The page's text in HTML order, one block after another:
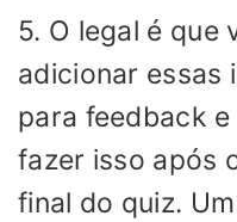
5. O legal é que
adicionar essas
para feedback
fazer isso após
final do quiz.